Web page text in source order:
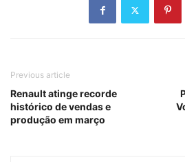
Previous article
Renault atinge recorde
histórico de vendas e
produção em março